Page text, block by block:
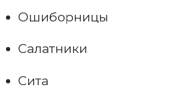
Ошиборницы
Салатники
Сита